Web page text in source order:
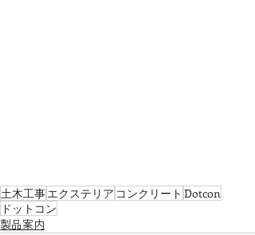
土木工事エクステリア コンクリート Dotcon
ドットコン
製品案内